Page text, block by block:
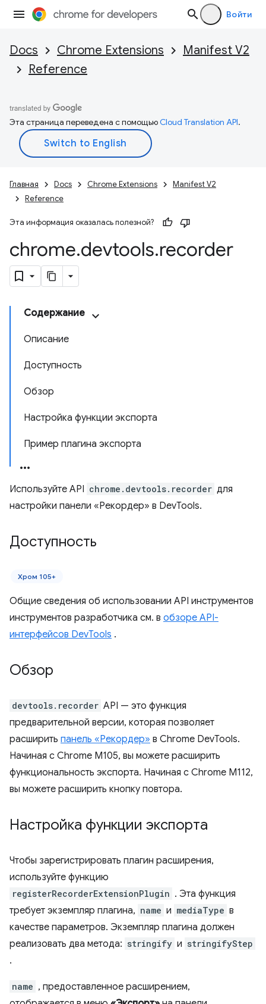
Войти
Docs Chrome Extensions
Manifest V2
Reference
Эта страница переведена с помощьюCloud Translation API.
Главная Docs Chrome Extensions
Manifest V2
Reference
Эта информация оказалась полезной?
chrome.devtools.recorder
Содержание
Описание
Доступность
Обзор
Настройка функции экспорта
Пример плагина экспорта
Используйте API chrome.devtools.recorder для
настройки панели «Рекордер» в DevTools.
Доступность
Хром 105+
Общие сведения об использовании API инструментов
инструментов разработчика см. в обзоре API-
интерфейсов DevTools .
Обзор
devtools.recorder API — это функция
предварительной версии, которая позволяет
расширить панель «Рекордер» в Chrome DevTools.
Начиная с Chrome M105, вы можете расширить
функциональность экспорта. Начиная с Chrome M112,
вы можете расширить кнопку повтора.
Настройка функции экспорта
Чтобы зарегистрировать плагин расширения,
используйте функцию
registerRecorderExtensionPlugin . Эта функция
требует экземпляр плагина, name и mediaType в
качестве параметров. Экземпляр плагина должен
реализовать два метода: stringify и stringifyStep
.
name , предоставленное расширением,